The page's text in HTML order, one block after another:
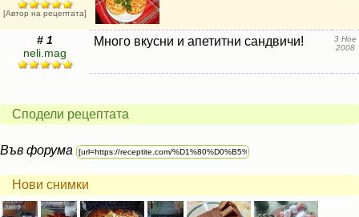
[Автор на рецептата]
# 1
neli.mag
Много вкусни и апетитни сандвичи!
3 Ное
2008
Сподели рецептата
Във форума
Нови снимки